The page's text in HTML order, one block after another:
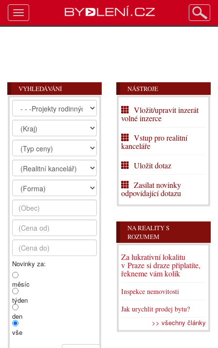
VYHLEDÁVÁNÍ
Novinky za:
měsíc
týden
den
vše
NÁSTROJE
Vložit/upravit inzerát
volné inzerce
Vstup pro realitní
kanceláře
Uložit dotaz
Zasílat novinky
odpovídající dotazu
NA REALITY S
ROZUMEM
Za lukrativní lokalitu
v Praze si draze připlatíte,
řekneme vám kolik
Inspekce nemovitosti
Jak urychlit prodej bytu?
>> všechny články
Toggle
navigation